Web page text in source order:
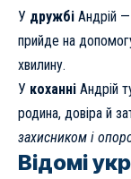
У дружбі Андрій —
прийде на
хвилину.
У коханні Андрій
родина, довіра й
захисником і
Відомі